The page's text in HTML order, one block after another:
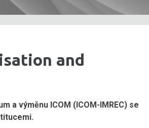
and
a výměnu ICOM (ICOM-IMREC) se